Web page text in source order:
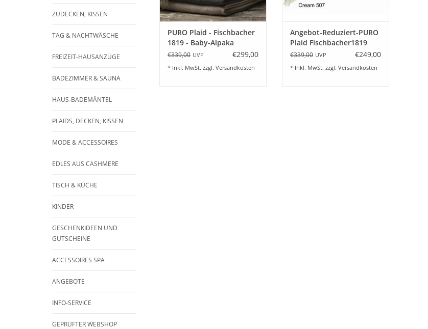
ZUDECKEN, KISSEN
TAG & NACHTWÄSCHE
FREIZEIT-HAUSANZÜGE
BADEZIMMER & SAUNA
HAUS-BADEMÄNTEL
PLAIDS, DECKEN, KISSEN
MODE & ACCESSOIRES
EDLES AUS CASHMERE
TISCH & KÜCHE
KINDER
GESCHENKIDEEN UND
GUTSCHEINE
ACCESSOIRES SPA
ANGEBOTE
INFO-SERVICE
GEPRÜFTER WEBSHOP
PURO Plaid - Fischbacher
1819 - Baby-Alpaka
€339,00 UVP €299,00
* Inkl. MwSt. zzgl. Versandkosten
Angebot-Reduziert-PURO
Plaid Fischbacher1819
Baby-Alpaka
€339,00 UVP €249,00
* Inkl. MwSt. zzgl. Versandkosten